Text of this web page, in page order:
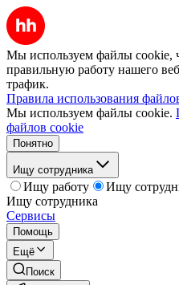
Мы используем файлы cookie,
правильную работу нашего
трафик.
Правила использования
Мы используем файлы cookie.
файлов cookie
Понятно
Ищу сотрудника
Ищу работу
Ищу
Ищу сотрудника
Сервисы
Помощь
Ещё
Поиск